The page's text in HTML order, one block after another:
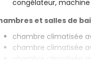
congélateur,
et salles de
chambre climatisée
chambre climatisée
chambre climatisée